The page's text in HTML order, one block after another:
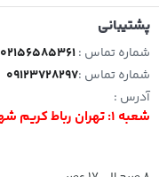
پشتیبانی
شماره تماس :02156585361
شماره تماس :09123728297
آدرس :
شعبه 1: تهران رباط کریم شهرک زواره ای